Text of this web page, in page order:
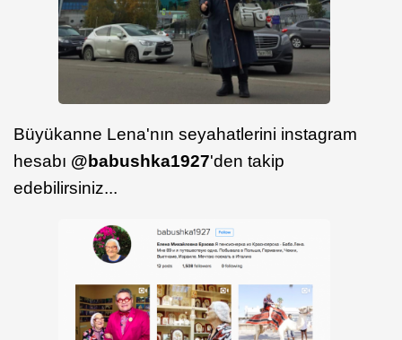
Büyükanne Lena'nın seyahatlerini instagram
hesabı @babushka1927'den takip
edebilirsiniz...